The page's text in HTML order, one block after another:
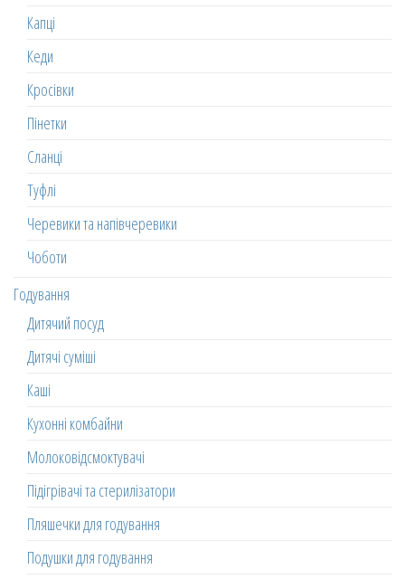
Капці
Кеди
Кросівки
Пінетки
Сланці
Туфлі
Черевики та напівчеревики
Чоботи
Годування
Дитячий посуд
Дитячі суміші
Каші
Кухонні комбайни
Молоковідсмоктувачі
Підігрівачі та стерилізатори
Пляшечки для годування
Подушки для годування